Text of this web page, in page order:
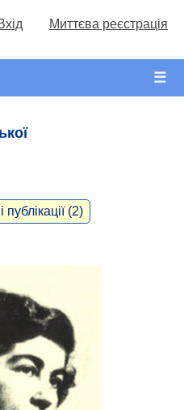
Миттєва реєстрація
☰
публікації (2)